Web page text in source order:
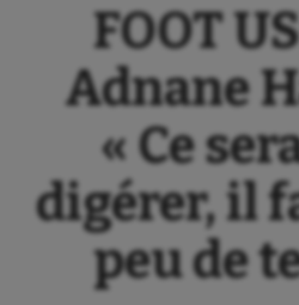
FOOT
Adnane
« Ce
digérer, il
peu de